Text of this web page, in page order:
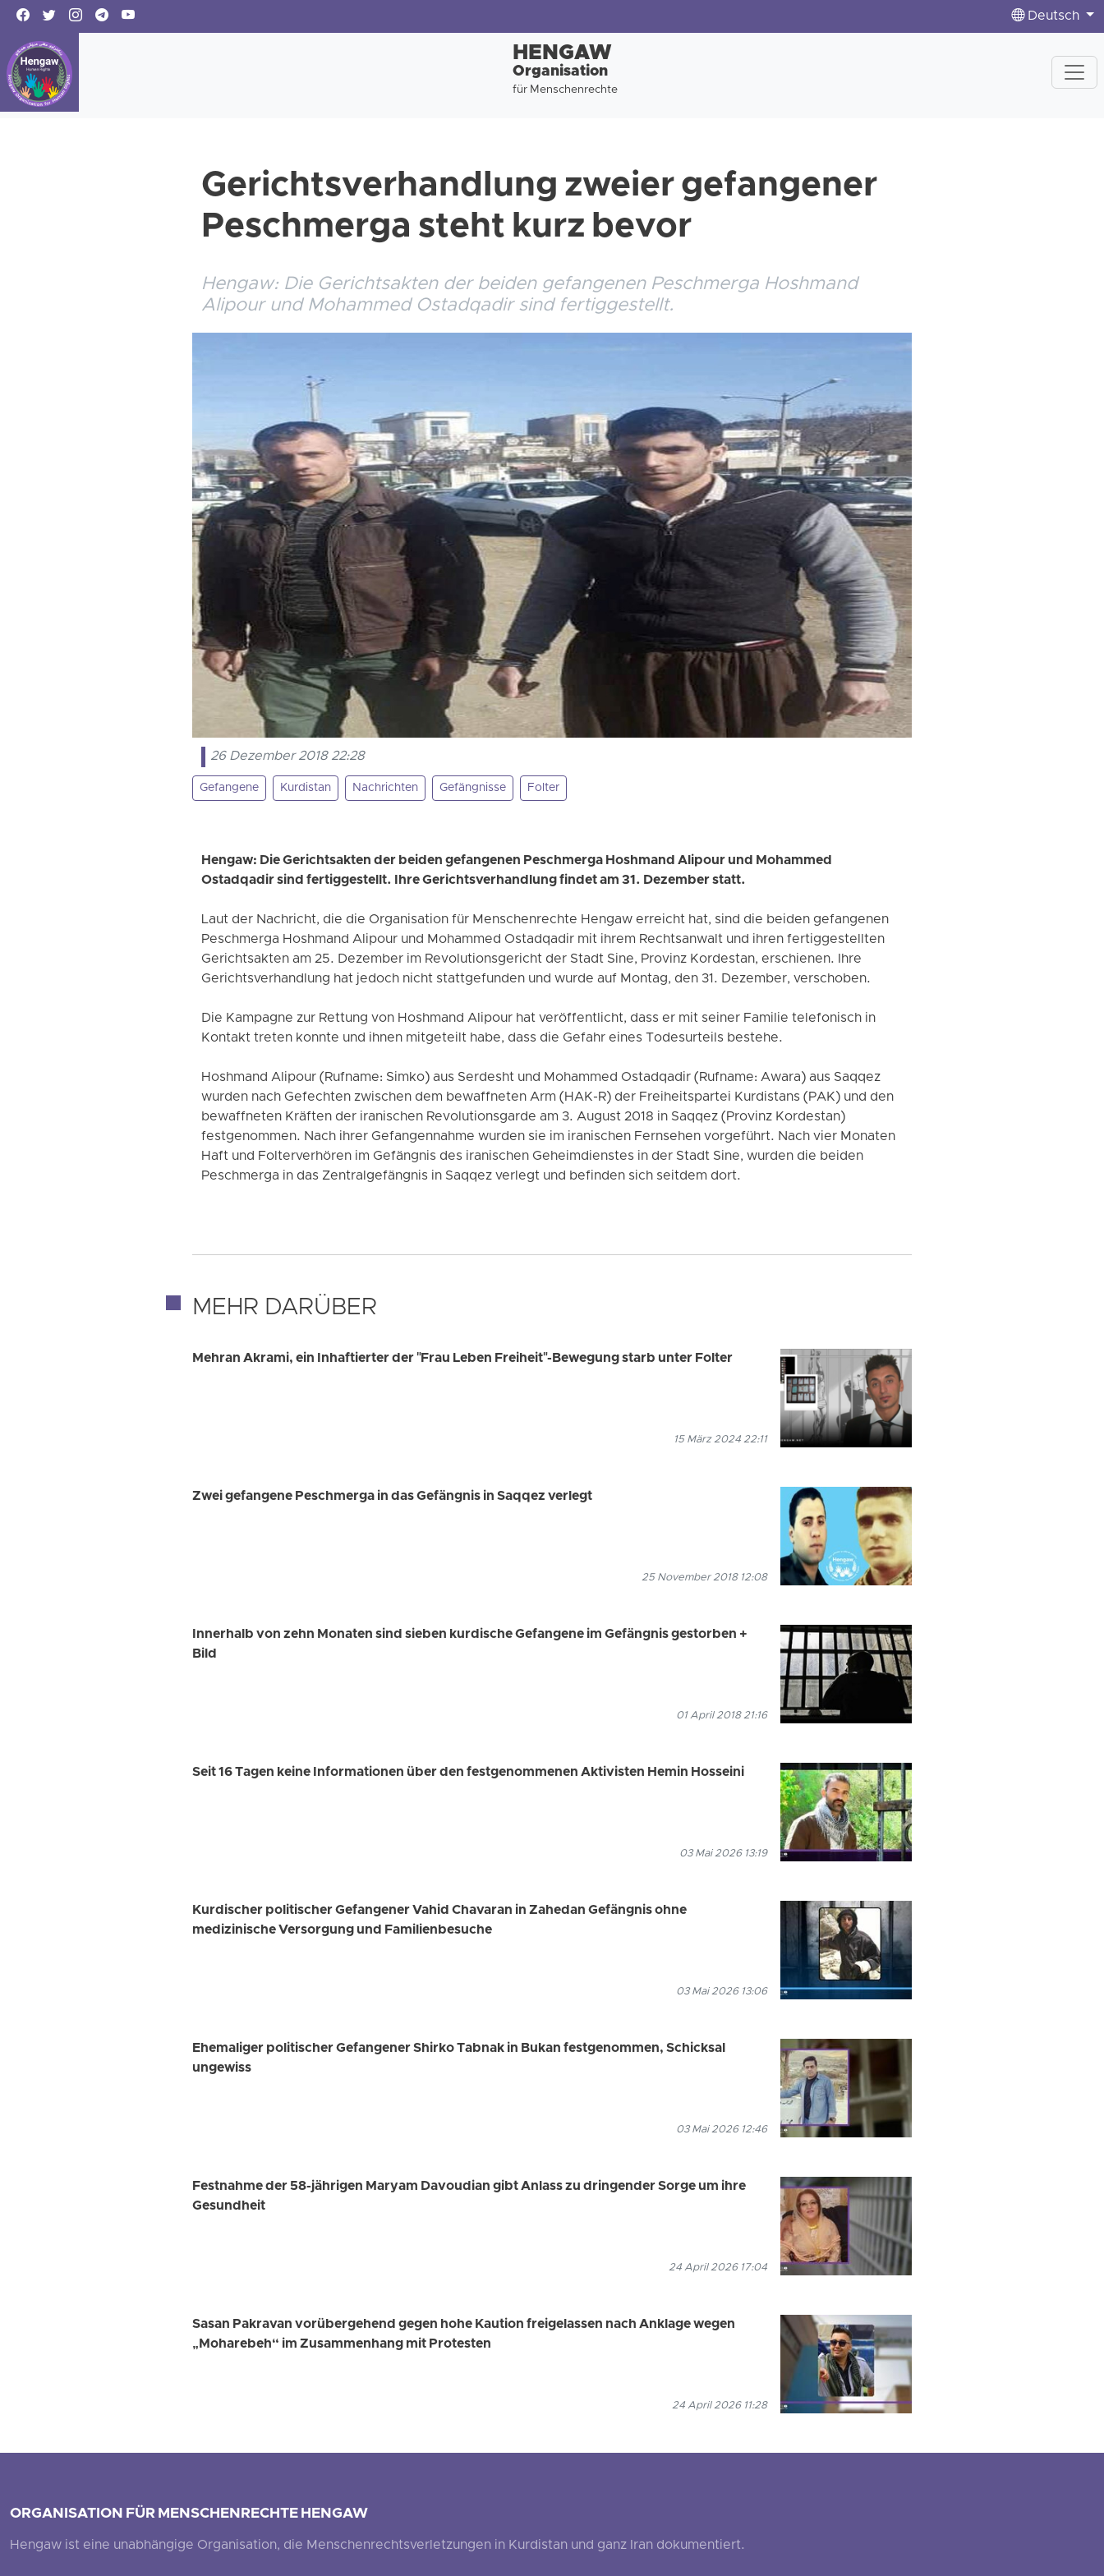
Deutsch
HENGAW
Organisation
für Menschenrechte
Gerichtsverhandlung zweier gefangener
Peschmerga steht kurz bevor
Hengaw: Die Gerichtsakten der beiden gefangenen Peschmerga Hoshmand
Alipour und Mohammed Ostadqadir sind fertiggestellt.
26 Dezember 2018 22:28
Gefangene Kurdistan Nachrichten Gefängnisse Folter
Hengaw: Die Gerichtsakten der beiden gefangenen Peschmerga Hoshmand Alipour und Mohammed
Ostadqadir sind fertiggestellt. Ihre Gerichtsverhandlung findet am 31. Dezember statt.
Laut der Nachricht, die die Organisation für Menschenrechte Hengaw erreicht hat, sind die beiden gefangenen
Peschmerga Hoshmand Alipour und Mohammed Ostadqadir mit ihrem Rechtsanwalt und ihren fertiggestellten
Gerichtsakten am 25. Dezember im Revolutionsgericht der Stadt Sine, Provinz Kordestan, erschienen. Ihre
Gerichtsverhandlung hat jedoch nicht stattgefunden und wurde auf Montag, den 31. Dezember, verschoben.
Die Kampagne zur Rettung von Hoshmand Alipour hat veröffentlicht, dass er mit seiner Familie telefonisch in
Kontakt treten konnte und ihnen mitgeteilt habe, dass die Gefahr eines Todesurteils bestehe.
Hoshmand Alipour (Rufname: Simko) aus Serdesht und Mohammed Ostadqadir (Rufname: Awara) aus Saqqez
wurden nach Gefechten zwischen dem bewaffneten Arm (HAK-R) der Freiheitspartei Kurdistans (PAK) und den
bewaffneten Kräften der iranischen Revolutionsgarde am 3. August 2018 in Saqqez (Provinz Kordestan)
festgenommen. Nach ihrer Gefangennahme wurden sie im iranischen Fernsehen vorgeführt. Nach vier Monaten
Haft und Folterverhören im Gefängnis des iranischen Geheimdienstes in der Stadt Sine, wurden die beiden
Peschmerga in das Zentralgefängnis in Saqqez verlegt und befinden sich seitdem dort.
MEHR DARÜBER
Mehran Akrami, ein Inhaftierter der "Frau Leben Freiheit"-Bewegung starb unter Folter
15 März 2024 22:11
Zwei gefangene Peschmerga in das Gefängnis in Saqqez verlegt
25 November 2018 12:08
Innerhalb von zehn Monaten sind sieben kurdische Gefangene im Gefängnis gestorben +
Bild
01 April 2018 21:16
Seit 16 Tagen keine Informationen über den festgenommenen Aktivisten Hemin Hosseini
03 Mai 2026 13:19
Kurdischer politischer Gefangener Vahid Chavaran in Zahedan Gefängnis ohne
medizinische Versorgung und Familienbesuche
03 Mai 2026 13:06
Ehemaliger politischer Gefangener Shirko Tabnak in Bukan festgenommen, Schicksal
ungewiss
03 Mai 2026 12:46
Festnahme der 58-jährigen Maryam Davoudian gibt Anlass zu dringender Sorge um ihre
Gesundheit
24 April 2026 17:04
Sasan Pakravan vorübergehend gegen hohe Kaution freigelassen nach Anklage wegen
„Moharebeh“ im Zusammenhang mit Protesten
24 April 2026 11:28
ORGANISATION FÜR MENSCHENRECHTE HENGAW
Hengaw ist eine unabhängige Organisation, die Menschenrechtsverletzungen in Kurdistan und ganz Iran dokumentiert.